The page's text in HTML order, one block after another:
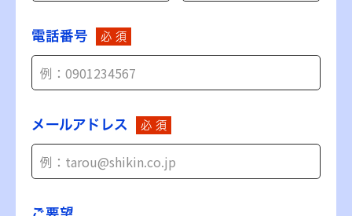
電話番号 必 須
メールアドレス 必 須
ご要望